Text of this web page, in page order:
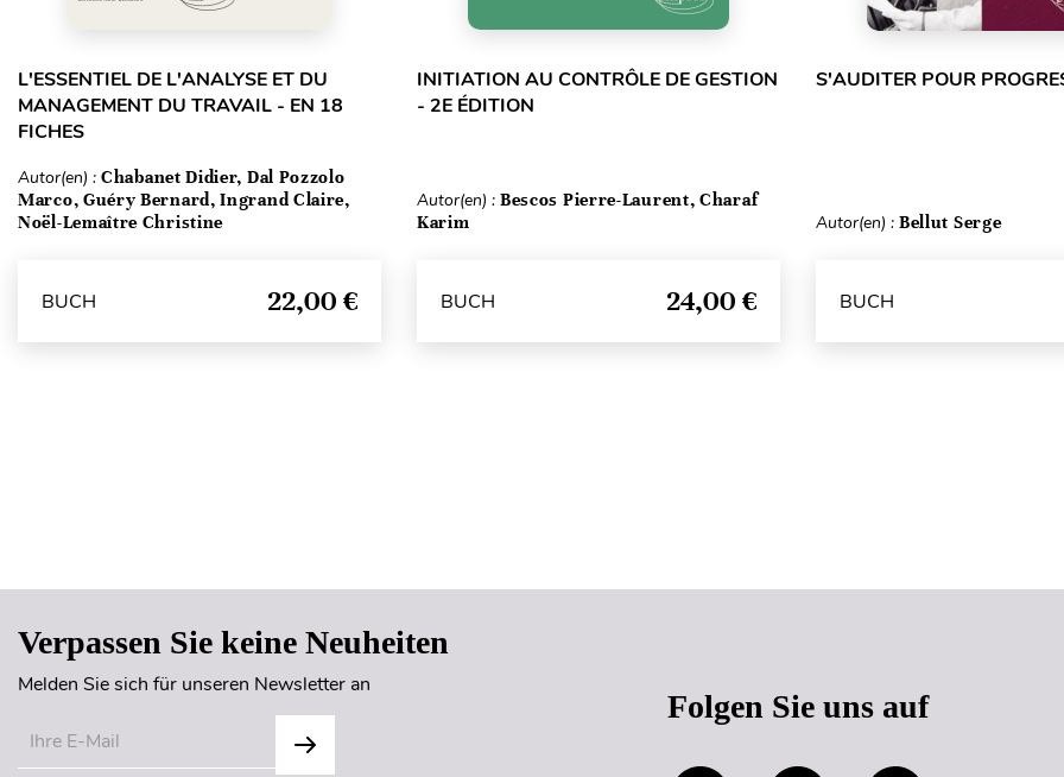
L'ESSENTIEL DE L'ANALYSE ET DU
MANAGEMENT DU TRAVAIL - EN 18
FICHES
Autor(en) : Chabanet Didier, Dal Pozzolo
Marco, Guéry Bernard, Ingrand Claire,
Noël-Lemaître Christine
BUCH 22,00 €
INITIATION AU CONTRÔLE DE GESTION
- 2E ÉDITION
Autor(en) : Bescos Pierre-Laurent, Charaf
Karim
BUCH 24,00 €
S'AUDITER POUR
Autor(en) : Bellut Serge
BUCH
Verpassen Sie keine Neuheiten
Melden Sie sich für unseren Newsletter an
Folgen Sie uns auf